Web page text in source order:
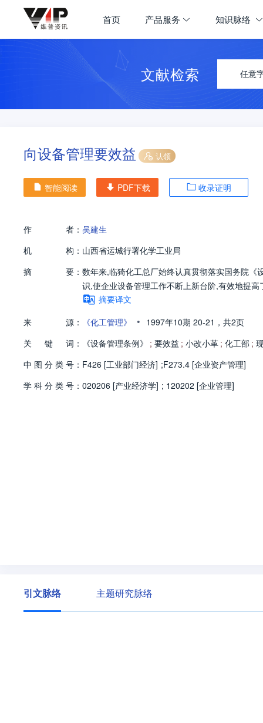
首页 产品服务 知识脉络
文献检索 任意
向设备管理要效益 认领
智能阅读 PDF下载 收录证明
作 者： 吴建生
机
构： 山西省运城行署化学工业局
摘
要： 数年来,临猗化工总厂始终认真贯彻落实国务院《
识,使企业设备管理工作不断上新台阶,有效地提
摘要译文
来
源： 《化工管理》 • 1997年10期 20-21， 共2页
关
键 词： 《设备管理条例》 ; 要效益 ; 小改小革 ; 化工部 ;
中 图 分 类 号： F426 [工业部门经济] ;F273.4 [企业资产管理]
学 科 分 类 号： 020206 [产业经济学] ; 120202 [企业管理]
引文脉络 主题研究脉络